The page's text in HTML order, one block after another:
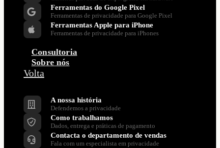
Ferramentas do Google Pixel
Ferramentas de privacidade para Google Pixel
Ferramentas Apple para iPhone
Ferramentas de privacidade para iPhones
Consultoria
Sobre nós
Volta
A nossa história
Defendemos a privacidade
Como trabalhamos
Dados, entrega e práticas de pagamento
Contacta o departamento de vendas
Fala com um especialista em privacidade